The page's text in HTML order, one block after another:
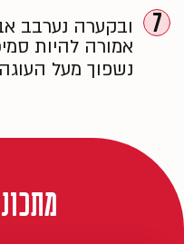
7
ובקערה נערבב
אמורה להיות
נשפוך מעל